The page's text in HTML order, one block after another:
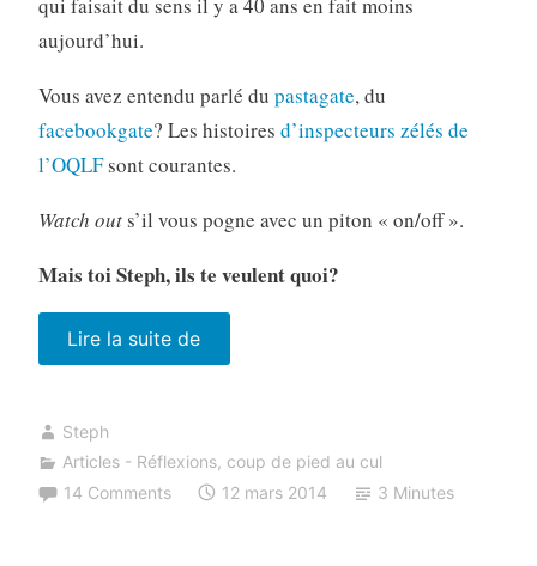
qui faisait du sens il y a 40 ans en fait moins
aujourd’hui.
Vous avez entendu parlé du pastagate, du
facebookgate? Les histoires d’inspecteurs zélés de
l’OQLFsont courantes.
Watch outs’il vous pogne avec un piton « on/off ».
Mais toi Steph, ils te veulent quoi?
Lire la suite de« Pourquoi
l’OQLF
Steph
Articles - Réflexions, coup de pied au cul
14 Comments
12 mars 2014 3 Minutes